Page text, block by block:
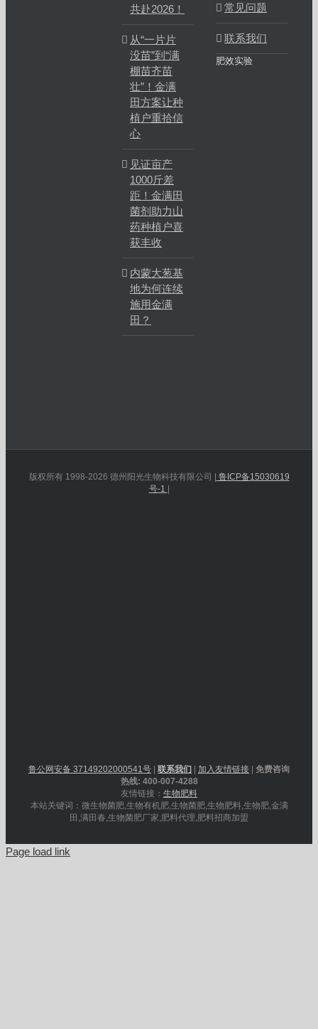
共赴2026！
从“一片片
没苗”到“满
棚苗齐苗
壮”！金满
田方案让种
植户重拾信
心
见证亩产
1000斤差
距！金满田
菌剂助力山
药种植户喜
获丰收
内蒙大葱基
地为何连续
施用金满
田？
常见问题
联系我们
肥效实验
版权所有 1998-2026 德州阳光生物科技有限公司 | 鲁ICP备15030619
号-1 |
鲁公网安备 37149202000541号 | 联系我们 | 加入友情链接 | 免费咨询
热线: 400-007-4288
友情链接： 生物肥料
本站关键词：微生物菌肥,生物有机肥,生物菌肥,生物肥料,生物肥,金满
田,满田春,生物菌肥厂家,肥料代理,肥料招商加盟
Page load link